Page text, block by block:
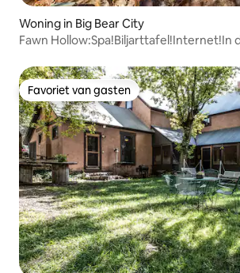
Woning in Big Bear City
Fawn Hollow:Spa!Biljarttafel!Internet!In
Favoriet van gasten
Favoriet van gasten